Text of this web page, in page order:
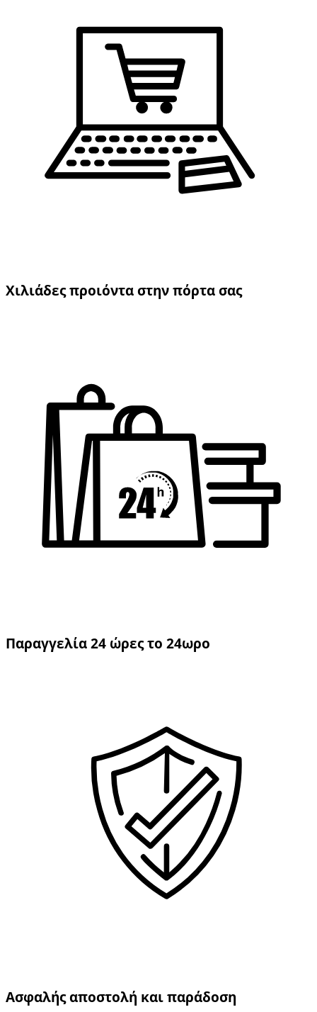
Χιλιάδες προιόντα στην πόρτα σας
Παραγγελία 24 ώρες το 24ωρο
Ασφαλής αποστολή και παράδοση